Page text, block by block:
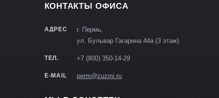
КОНТАКТЫ ОФИСА
АДРЕС
г. Пермь,
ул. Бульвар Гагарина 44а (3 этаж)
ТЕЛ. +7 (800) 350-14-29
E-MAIL perm@zuzmi.ru